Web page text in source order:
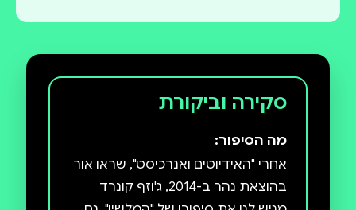
סקירה וביקורת
מה הסיפור:
אחרי "האידיוטים ואנרכיסט", שראו אור
בהוצאת נהר ב-2014, ג'וזף קונרד